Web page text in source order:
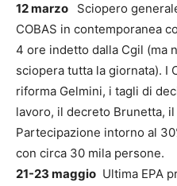
12 marzo
Sciopero
COBAS in contemporanea
4 ore indetto dalla Cgil (ma
sciopera tutta la giornata). I
riforma Gelmini, i tagli di
lavoro, il decreto Brunetta,
Partecipazione intorno al
con circa 30 mila persone.
21-23 maggio Ultima EPA